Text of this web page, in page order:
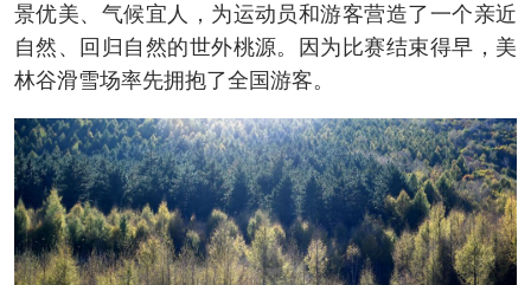
景优美、气候宜人，为运动员和游客营造了一个亲近
自然、回归自然的世外桃源。因为比赛结束得早，美
林谷滑雪场率先拥抱了全国游客。